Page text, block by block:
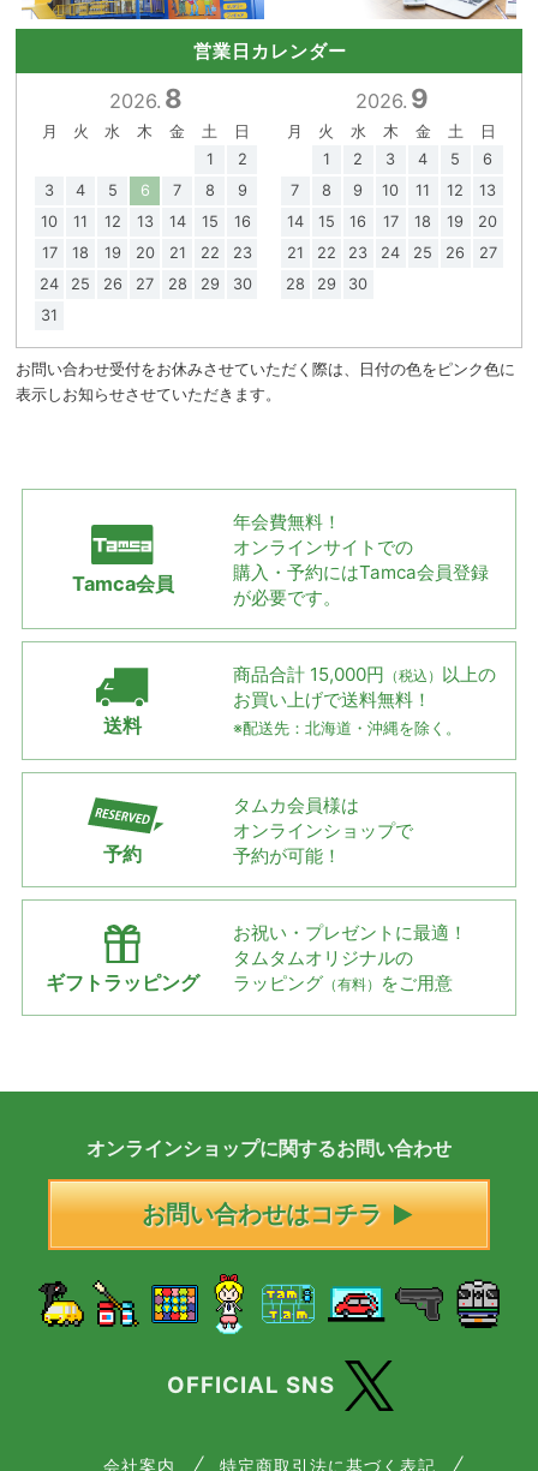
営業日カレンダー
2026. 8
月 火 水 木 金 土
日
1
2
3
4 5 6 7 8
9
10
11 12 13 14 15
16
17
18 19 20 21 22
23
24
25 26 27 28 29
30
31
2026. 9
月 火 水 木 金 土
日
1
2 3 4 5
6
7
8 9 10 11 12
13
14
15 16 17 18 19
20
21
22 23 24 25 26
27
28
29 30
お問い合わせ受付をお休みさせていただく際は、日付の色をピンク色に
表示しお知らせさせていただきます。
Tamca会員
年会費無料！
オンラインサイトでの
購入・予約にはTamca会員登録
が必要です。
送料
商品合計 15,000円 （税込） 以上の
お買い上げで送料無料！
※配送先：北海道・沖縄を除く。
予約
タムカ会員様は
オンラインショップで
予約が可能！
ギフトラッピング
お祝い・プレゼントに最適！
タムタムオリジナルの
ラッピング （有料） をご用意
オンラインショップに関するお問い合わせ
お問い合わせはコチラ
OFFICIAL SNS
会社案内 特定商取引法に基づく表記